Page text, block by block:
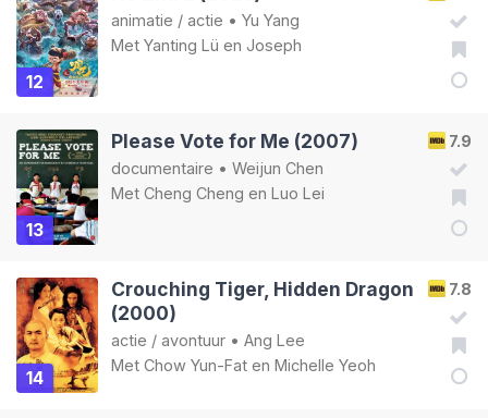
12
animatie / actie • Yu Yang
Met Yanting Lü en Joseph
13
7.9
Please Vote for Me (2007)
documentaire • Weijun Chen
Met Cheng Cheng en Luo Lei
14
7.8
Crouching Tiger, Hidden Dragon
(2000)
actie / avontuur • Ang Lee
Met Chow Yun-Fat en Michelle Yeoh